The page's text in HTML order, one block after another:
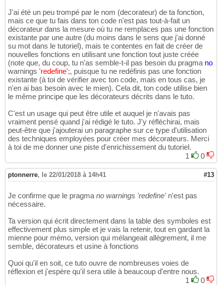
J'ai été un peu trompé par le nom (decorateur) de ta fonction,
mais ce que tu fais dans ton code n'est pas tout-à-fait un
décorateur dans la mesure où tu ne remplaces pas une fonction
existante par une autre (du moins dans le sens que j'ai donné
su mot dans le tutoriel), mais te contentes en fait de créer de
nouvelles fonctions en utilisant une fonction tout juste créée
(note que, du coup, tu n'as semble-t-il pas besoin du pragma no
warnings 'redefine';, puisque tu ne redéfinis pas une fonction
existante (à toi de vérifier avec ton code, mais en tous cas, je
n'en ai bas besoin avec le mien). Cela dit, ton code utilise bien
le même principe que les décorateurs décrits dans le tuto.
C'est un usage qui peut être utile et auquel je n'avais pas
vraiment pensé quand j'ai rédigé le tuto. J'y réfléchirai, mais
peut-être que j'ajouterai un paragraphe sur ce type d'utilisation
des techniques employées pour créer mes décorateurs. Merci
à toi de me donner une piste d'enrichissement du tutoriel.
1
0
ptonnerre, le 22/01/2018 à 14h41 #13
Je confirme que le pragma no warnings 'redefine'n'est pas
nécessaire.
Ta version qui écrit directement dans la table des symboles est
effectivement plus simple et je vais la retenir, tout en gardant la
mienne pour mémo, version qui mélangeait allègrement, il me
semble, décorateurs et usine à fonctions
Quoi qu'il en soit, ce tuto ouvre de nombreuses voies de
réflexion et j'espère qu'il sera utile à beaucoup d'entre nous.
1
0